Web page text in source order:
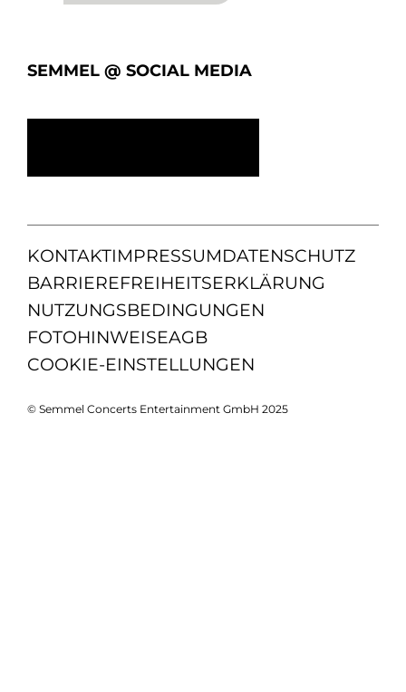
SEMMEL @ SOCIAL MEDIA
KONTAKTIMPRESSUMDATENSCHUTZ
BARRIEREFREIHEITSERKLÄRUNG
NUTZUNGSBEDINGUNGEN
FOTOHINWEISEAGB
COOKIE-EINSTELLUNGEN
© Semmel Concerts Entertainment GmbH 2025